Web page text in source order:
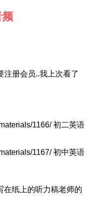
频
册会员..我上次看了
1166/ 初二英语
1167/ 初中英语
纸上的听力稿老师的